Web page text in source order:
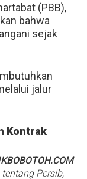
(PBB),
bahwa
sejak
jalur
Kontrak
Persib,